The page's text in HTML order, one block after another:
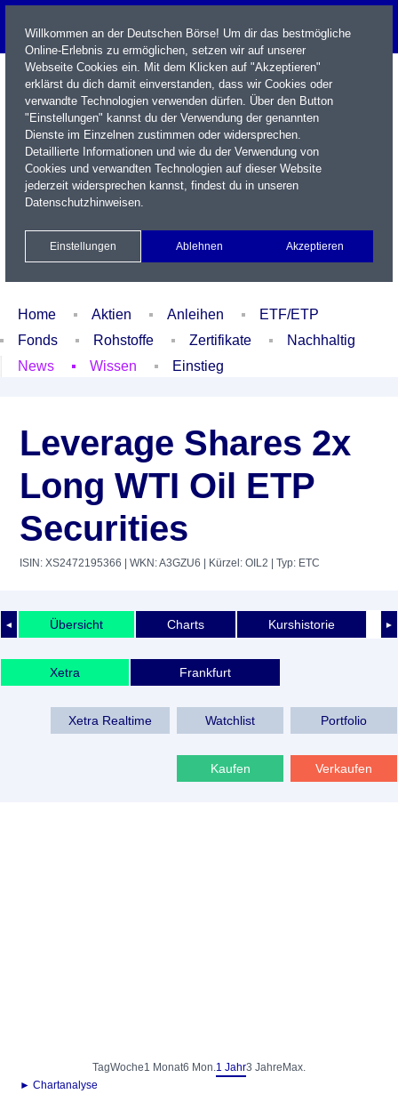
Name / WKN / ISIN / Kürzel
Xetra Realtime
Watchlist Portfolio Login
Home Aktien Anleihen
ETF/ETP
Fonds
Rohstoffe Zertifikate
Nachhaltig
News
Wissen Einstieg
Leverage Shares 2x
Long WTI Oil ETP
Securities
ISIN: XS2472195366 | WKN: A3GZU6 | Kürzel: OIL2 | Typ: ETC
◄ ►
Übersicht Charts Kurshistorie
Xetra Frankfurt
Xetra Realtime Watchlist Portfolio
Kaufen Verkaufen
TagWoche1 Monat6 Mon.1 Jahr3 Jahre Max.
► Chartanalyse
Willkommen an der Deutschen Börse! Um dir das bestmögliche
Online-Erlebnis zu ermöglichen, setzen wir auf unserer
Webseite Cookies ein. Mit dem Klicken auf "Akzeptieren"
erklärst du dich damit einverstanden, dass wir Cookies oder
verwandte Technologien verwenden dürfen. Über den Button
"Einstellungen" kannst du der Verwendung der genannten
Dienste im Einzelnen zustimmen oder widersprechen.
Detaillierte Informationen und wie du der Verwendung von
Cookies und verwandten Technologien auf dieser Website
jederzeit widersprechen kannst, findest du in unseren
Datenschutzhinweisen.
Einstellungen Ablehnen Akzeptieren